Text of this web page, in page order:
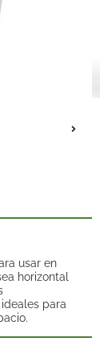
usar en
horizontal
para